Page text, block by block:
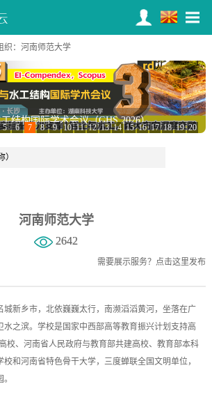
织 ：河南师范大学
结构国际学术会议（GHS 2026）
5 6 7 8 9 10 11 12 13 14 15 16 17 18 19 20
河南师范大学
2642
需要展示服务？ 点击这里发布
城新乡市，北依巍巍太行，南濒滔滔黄河，坐落在广
水之滨。学校是国家中西部高等教育振兴计划支持高
校、河南省人民政府与教育部共建高校、教育部本科
和河南省特色骨干大学，三度蝉联全国文明单位，